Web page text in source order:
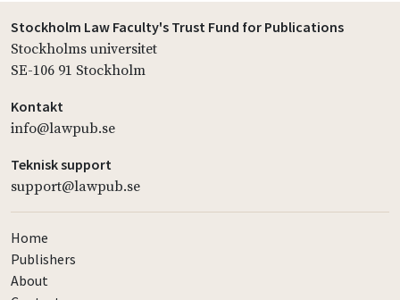
Stockholm Law Faculty's Trust Fund for Publications
Stockholms universitet
SE-106 91 Stockholm
Kontakt
info@lawpub.se
Teknisk support
support@lawpub.se
Home
Publishers
About